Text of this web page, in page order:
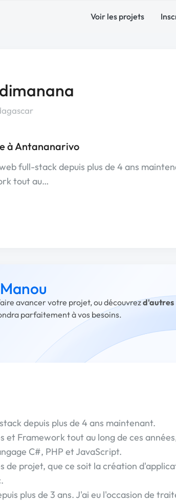
Voir les projets
à Antananarivo
full-stack depuis plus de 4 ans
tout au…
avancer votre projet, ou découvrezd'autres
parfaitement à vos besoins.
depuis plus de 4 ans maintenant.
et Framework tout au long de ces
C#, PHP et JavaScript.
de projet, que ce soit la création
plus de 3 ans. J'ai eu l'occasion de